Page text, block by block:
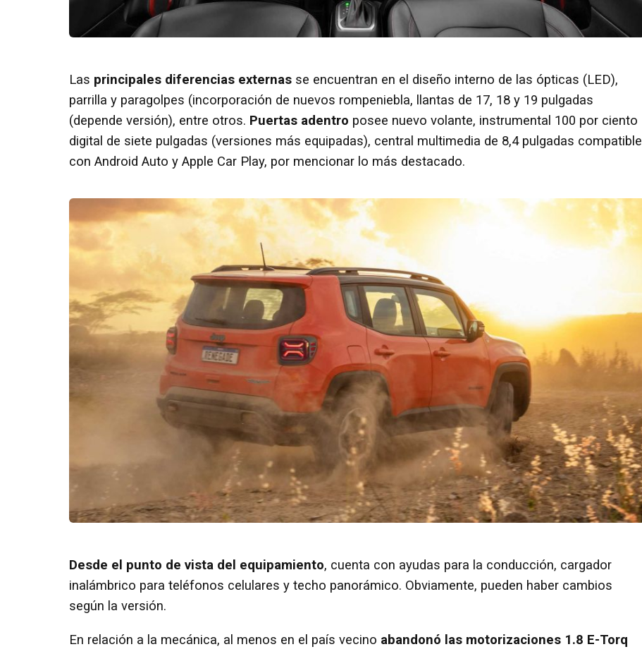
Las principales diferencias externas se encuentran en el diseño interno de las ópticas (LED),
parrilla y paragolpes (incorporación de nuevos rompeniebla, llantas de 17, 18 y 19 pulgadas
(depende versión), entre otros. Puertas adentro posee nuevo volante, instrumental 100 por ciento
digital de siete pulgadas (versiones más equipadas), central multimedia de 8,4 pulgadas compatible
con Android Auto y Apple Car Play, por mencionar lo más destacado.
Desde el punto de vista del equipamiento, cuenta con ayudas para la conducción, cargador
inalámbrico para teléfonos celulares y techo panorámico. Obviamente, pueden haber cambios
según la versión.
En relación a la mecánica, al menos en el país vecino abandonó las motorizaciones 1.8 E-Torq